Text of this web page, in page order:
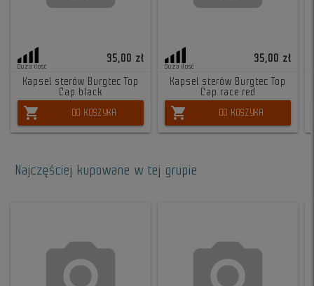
Duża ilość
35,00 zł
Kapsel sterów Burgtec Top
Cap black
shopping_cart DO KOSZYKA
Duża ilość
35,00 zł
Kapsel sterów Burgtec Top
Cap race red
shopping_cart DO KOSZYKA
Najczęściej kupowane w tej grupie